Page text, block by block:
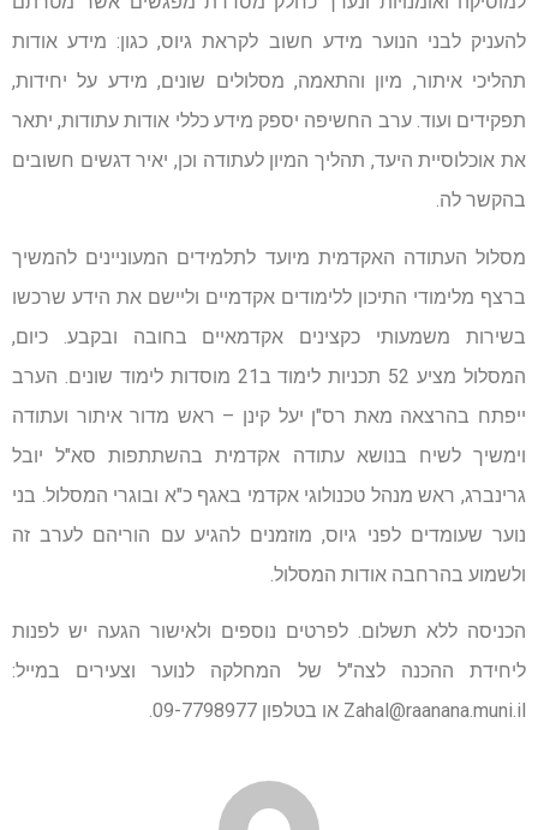
להעניק לבני הנוער מידע חשוב לקראת גיוס, כגון: מידע אודות
תהליכי איתור, מיון והתאמה, מסלולים שונים, מידע על יחידות,
תפקידים ועוד. ערב החשיפה יספק מידע כללי אודות עתודות, יתאר
את אוכלוסיית היעד, תהליך המיון לעתודה וכן, יאיר דגשים חשובים
בהקשר לה.
מסלול העתודה האקדמית מיועד לתלמידים המעוניינים להמשיך
ברצף מלימודי התיכון ללימודים אקדמיים וליישם את הידע שרכשו
בשירות משמעותי כקצינים אקדמאיים בחובה ובקבע. כיום,
המסלול מציע 52 תכניות לימוד ב21 מוסדות לימוד שונים. הערב
ייפתח בהרצאה מאת רס"ן יעל קינן – ראש מדור איתור ועתודה
וימשיך לשיח בנושא עתודה אקדמית בהשתתפות סא"ל יובל
גרינברג, ראש מנהל טכנולוגי אקדמי באגף כ"א ובוגרי המסלול. בני
נוער שעומדים לפני גיוס, מוזמנים להגיע עם הוריהם לערב זה
ולשמוע בהרחבה אודות המסלול.
הכניסה ללא תשלום. לפרטים נוספים ולאישור הגעה יש לפנות
ליחידת ההכנה לצה"ל של המחלקה לנוער וצעירים במייל:
Zahal@raanana.muni.il או בטלפון 09-7798977.